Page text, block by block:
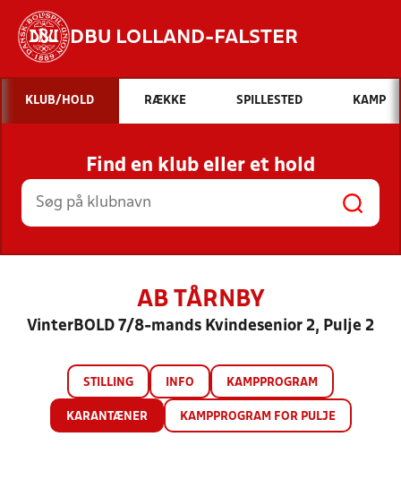
DBU LOLLAND-FALSTER
Hvad vil du søge efter?
INDHOLD OG NYHEDER
STILLINGER, RESULTATER, KLUBBER OG
HOLD
KLUB/HOLD RÆKKE SPILLESTED KAMP
Find en klub eller et hold
AB TÅRNBY
VinterBOLD 7/8-mands Kvindesenior 2, Pulje 2
STILLING INFO KAMPPROGRAM
KARANTÆNER KAMPPROGRAM FOR PULJE